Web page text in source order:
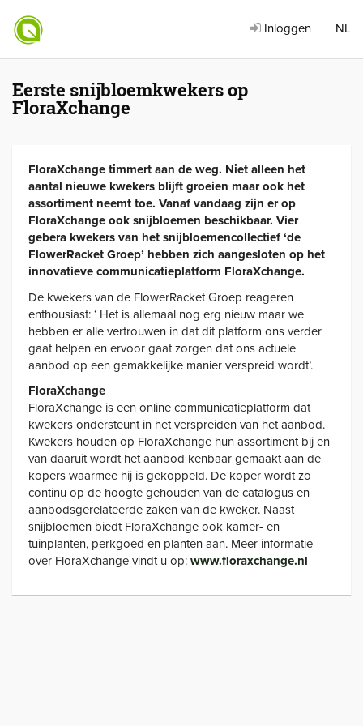
Inloggen NL
Eerste snijbloemkwekers op
FloraXchange
FloraXchange timmert aan de weg. Niet alleen het
aantal nieuwe kwekers blijft groeien maar ook het
assortiment neemt toe. Vanaf vandaag zijn er op
FloraXchange ook snijbloemen beschikbaar. Vier
gebera kwekers van het snijbloemencollectief ‘de
FlowerRacket Groep’ hebben zich aangesloten op het
innovatieve communicatieplatform FloraXchange.
De kwekers van de FlowerRacket Groep reageren
enthousiast: ‘ Het is allemaal nog erg nieuw maar we
hebben er alle vertrouwen in dat dit platform ons verder
gaat helpen en ervoor gaat zorgen dat ons actuele
aanbod op een gemakkelijke manier verspreid wordt’.
FloraXchange
FloraXchange is een online communicatieplatform dat
kwekers ondersteunt in het verspreiden van het aanbod.
Kwekers houden op FloraXchange hun assortiment bij en
van daaruit wordt het aanbod kenbaar gemaakt aan de
kopers waarmee hij is gekoppeld. De koper wordt zo
continu op de hoogte gehouden van de catalogus en
aanbodsgerelateerde zaken van de kweker. Naast
snijbloemen biedt FloraXchange ook kamer- en
tuinplanten, perkgoed en planten aan. Meer informatie
over FloraXchange vindt u op: www.floraxchange.nl